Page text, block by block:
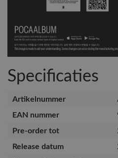
Specificaties
Artikelnummer
EAN nummer
Pre-order tot
Release datum